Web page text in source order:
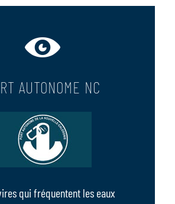
AUTONOME NC
qui fréquentent les eaux